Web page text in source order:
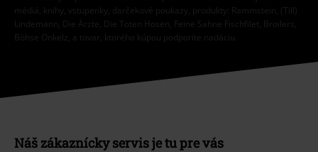
médiá, knihy, vstupenky, darčekové poukazy, produkty: Rammstein, (Till)
Lindemann, Die Ärzte, Die Toten Hosen, Feine Sahne Fischfilet, Broilers,
Böhse Onkelz, a tovar, ktorého kúpou podporíte nadáciu.
Náš zákaznícky servis je tu pre vás